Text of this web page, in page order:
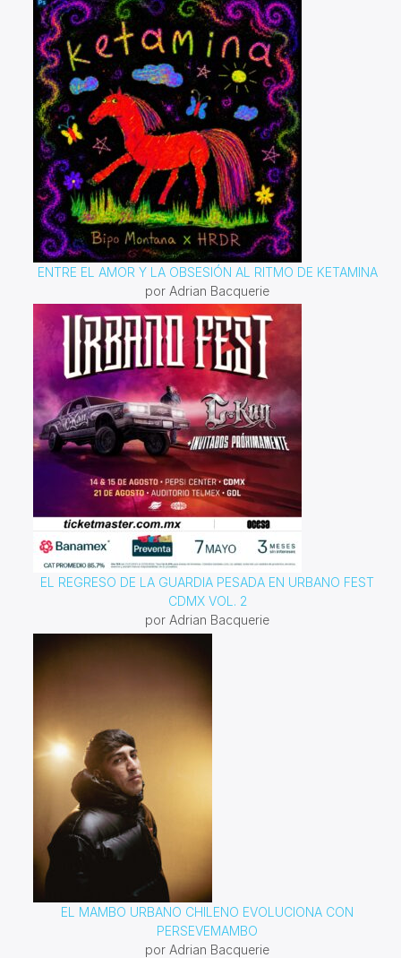
ENTRE EL AMOR Y LA OBSESIÓN AL RITMO DE KETAMINA
por Adrian Bacquerie
EL REGRESO DE LA GUARDIA PESADA EN URBANO FEST
CDMX VOL. 2
por Adrian Bacquerie
EL MAMBO URBANO CHILENO EVOLUCIONA CON
PERSEVEMAMBO
por Adrian Bacquerie